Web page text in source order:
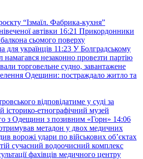
“Ізмаїл. Фабрика-кухня”
автівки 16:21 Прикордонники
сьомого поверху
для українців 11:23 У Болградському
незаконно провезти партію
торговельне судно, завантажене
Одещини: постраждало житло та
відповідатиме у суді за
історико-етнографічний музей
з Одещини з позивним «Горн» 14:06
метадон у двох медичних
ворожі удари по військових обʼєктах
сучасний водоочисний комплекс
фахівців медичного центру